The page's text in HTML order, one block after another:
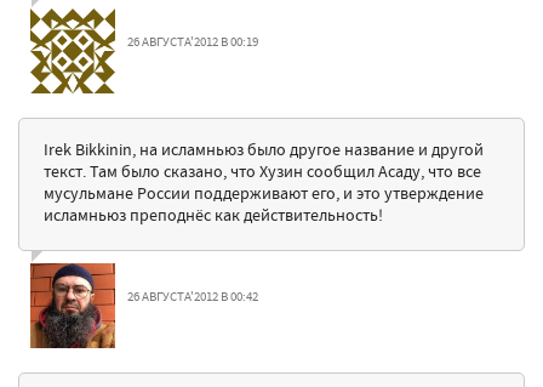
26 АВГУСТА'2012 В 00:19
Irek Bikkinin, на исламньюз было другое название и другой
текст. Там было сказано, что Хузин сообщил Асаду, что все
мусульмане России поддерживают его, и это утверждение
исламньюз преподнёс как действительность!
26 АВГУСТА'2012 В 00:42